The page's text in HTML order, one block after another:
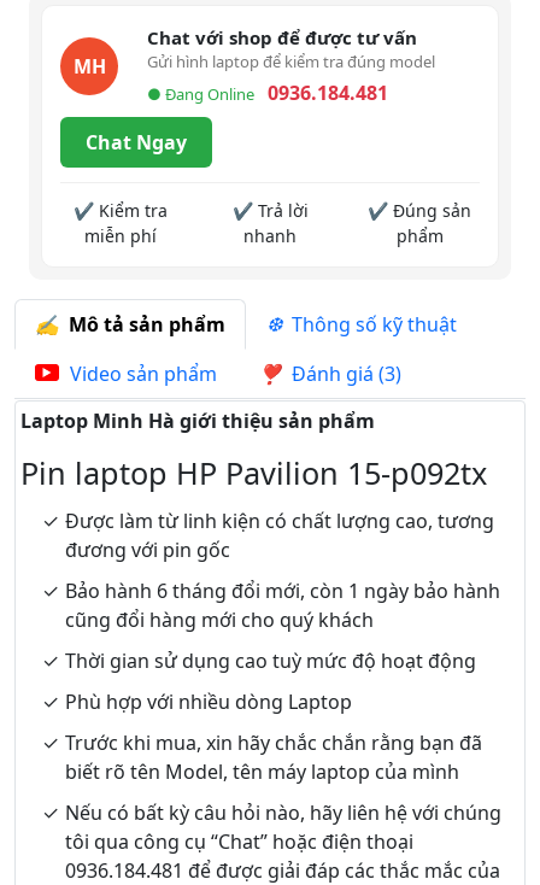
MH
Chat với shop để được tư vấn
Gửi hình laptop để kiểm tra đúng model
● Đang Online
0936.184.481
Chat Ngay
✔ Kiểm tra
miễn phí
✔ Trả lời
nhanh
✔ Đúng sản
phẩm
Mô tả sản phẩm
Thông số kỹ thuật
Video sản phẩm
Đánh giá (3)
Laptop Minh Hà giới thiệu sản phẩm
Pin laptop HP Pavilion 15-p092tx
Được làm từ linh kiện có chất lượng cao, tương
đương với pin gốc
Bảo hành 6 tháng đổi mới, còn 1 ngày bảo hành
cũng đổi hàng mới cho quý khách
Thời gian sử dụng cao tuỳ mức độ hoạt động
Phù hợp với nhiều dòng Laptop
Trước khi mua, xin hãy chắc chắn rằng bạn đã
biết rõ tên Model, tên máy laptop của mình
Nếu có bất kỳ câu hỏi nào, hãy liên hệ với chúng
tôi qua công cụ “Chat” hoặc điện thoại
0936.184.481 để được giải đáp các thắc mắc của